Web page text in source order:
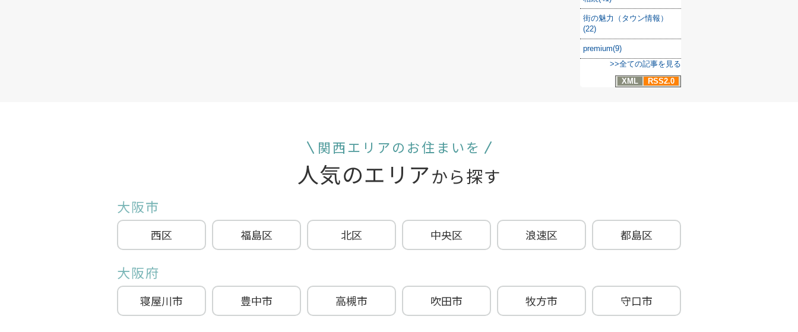
街の魅力（タウン情報）
(22)
premium(9)
>>全ての記事を見る
XML
RSS2.0
関西エリアのお住まいを
人気のエリアから探す
大阪市
西区 福島区 北区 中央区 浪速区 都島区
大阪府
寝屋川市 豊中市 高槻市 吹田市 牧方市 守口市